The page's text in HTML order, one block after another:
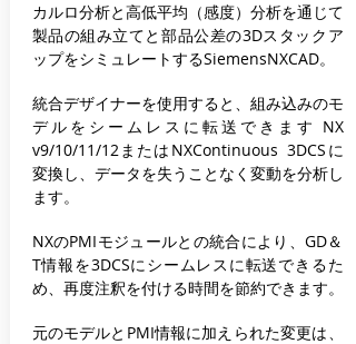
カルロ分析と高低平均（感度）分析を通じて
製品の組み立てと部品公差の3Dスタックア
ップをシミュレートするSiemensNXCAD。
統合デザイナーを使用すると、組み込みのモ
デルをシームレスに転送できます NX
v9/10/11/12またはNXContinuous 3DCSに
変換し、データを失うことなく変動を分析し
ます。
NXのPMIモジュールとの統合により、GD＆
T情報を3DCSにシームレスに転送できるた
め、再度注釈を付ける時間を節約できます。
元のモデルとPMI情報に加えられた変更は、